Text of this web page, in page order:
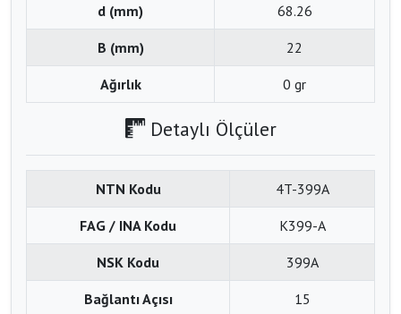
d (mm) 68.26
B (mm) 22
Ağırlık 0 gr
Detaylı Ölçüler
NTN Kodu 4T-399A
FAG / INA Kodu K399-A
NSK Kodu 399A
Bağlantı Açısı 15